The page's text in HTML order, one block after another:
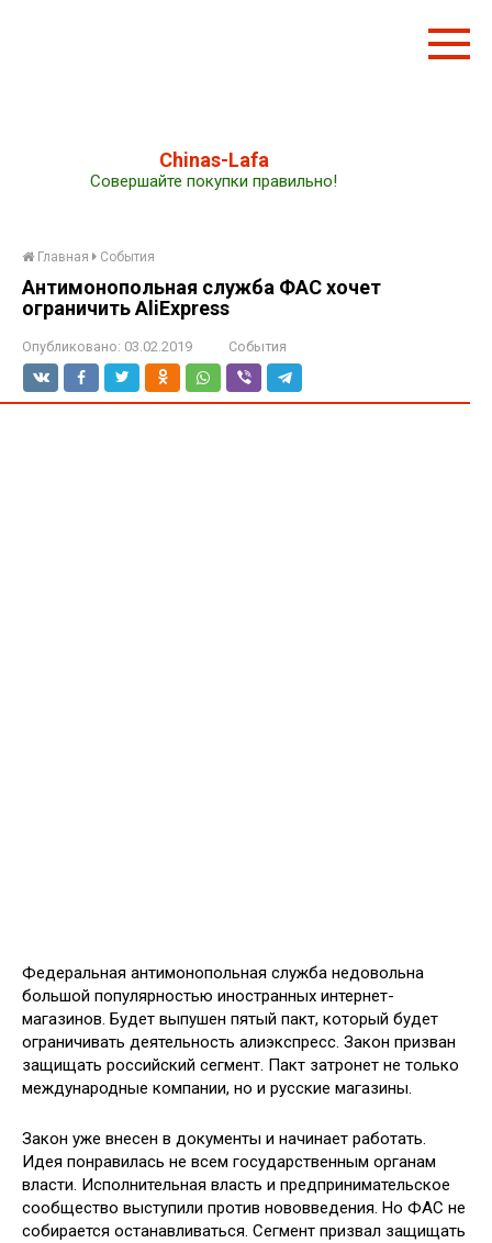
Chinas-Lafa
Совершайте покупки правильно!
Главная События
Антимонопольная служба ФАС хочет
ограничить AliExpress
Опубликовано: 03.02.2019 События
Федеральная антимонопольная служба недовольна
большой популярностью иностранных интернет-
магазинов. Будет выпушен пятый пакт, который будет
ограничивать деятельность алиэкспресс. Закон призван
защищать российский сегмент. Пакт затронет не только
международные компании, но и русские магазины.
Закон уже внесен в документы и начинает работать.
Идея понравилась не всем государственным органам
власти. Исполнительная власть и предпринимательское
сообщество выступили против нововведения. Но ФАС не
собирается останавливаться. Сегмент призвал защищать